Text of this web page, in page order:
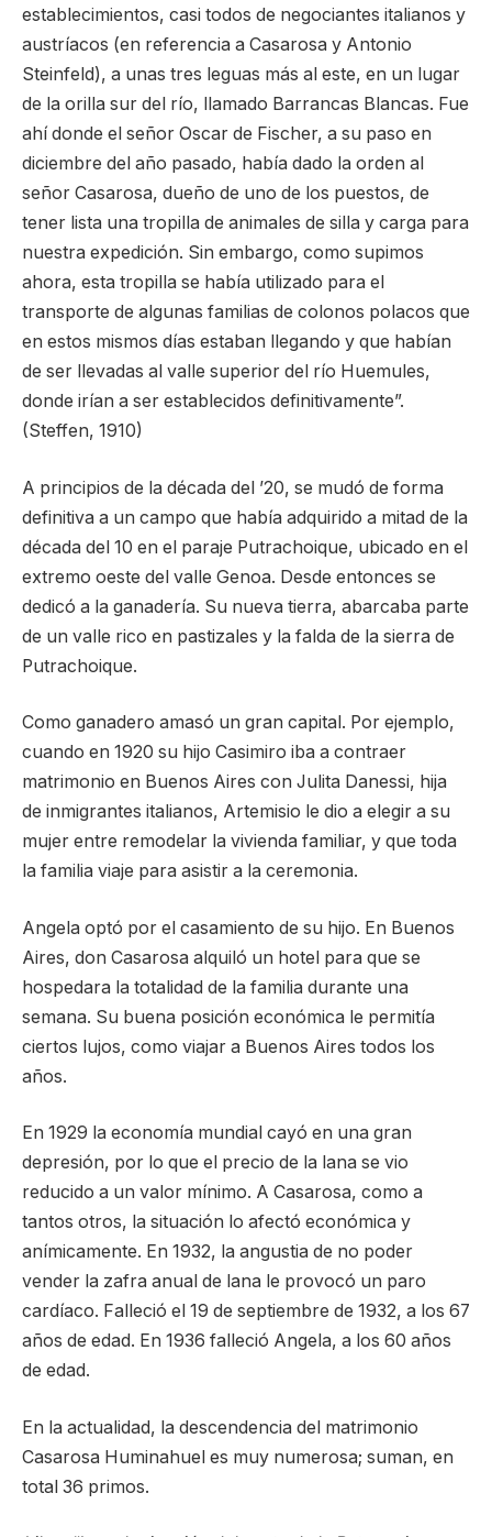
establecimientos, casi todos de negociantes italianos y
austríacos (en referencia a Casarosa y Antonio
Steinfeld), a unas tres leguas más al este, en un lugar
de la orilla sur del río, llamado Barrancas Blancas. Fue
ahí donde el señor Oscar de Fischer, a su paso en
diciembre del año pasado, había dado la orden al
señor Casarosa, dueño de uno de los puestos, de
tener lista una tropilla de animales de silla y carga para
nuestra expedición. Sin embargo, como supimos
ahora, esta tropilla se había utilizado para el
transporte de algunas familias de colonos polacos que
en estos mismos días estaban llegando y que habían
de ser llevadas al valle superior del río Huemules,
donde irían a ser establecidos definitivamente”.
(Steffen, 1910)
A principios de la década del ’20, se mudó de forma
definitiva a un campo que había adquirido a mitad de la
década del 10 en el paraje Putrachoique, ubicado en el
extremo oeste del valle Genoa. Desde entonces se
dedicó a la ganadería. Su nueva tierra, abarcaba parte
de un valle rico en pastizales y la falda de la sierra de
Putrachoique.
Como ganadero amasó un gran capital. Por ejemplo,
cuando en 1920 su hijo Casimiro iba a contraer
matrimonio en Buenos Aires con Julita Danessi, hija
de inmigrantes italianos, Artemisio le dio a elegir a su
mujer entre remodelar la vivienda familiar, y que toda
la familia viaje para asistir a la ceremonia.
Angela optó por el casamiento de su hijo. En Buenos
Aires, don Casarosa alquiló un hotel para que se
hospedara la totalidad de la familia durante una
semana. Su buena posición económica le permitía
ciertos lujos, como viajar a Buenos Aires todos los
años.
En 1929 la economía mundial cayó en una gran
depresión, por lo que el precio de la lana se vio
reducido a un valor mínimo. A Casarosa, como a
tantos otros, la situación lo afectó económica y
anímicamente. En 1932, la angustia de no poder
vender la zafra anual de lana le provocó un paro
cardíaco. Falleció el 19 de septiembre de 1932, a los 67
años de edad. En 1936 falleció Angela, a los 60 años
de edad.
En la actualidad, la descendencia del matrimonio
Casarosa Huminahuel es muy numerosa; suman, en
total 36 primos.